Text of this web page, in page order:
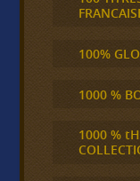
100%
1000 %
1000 %